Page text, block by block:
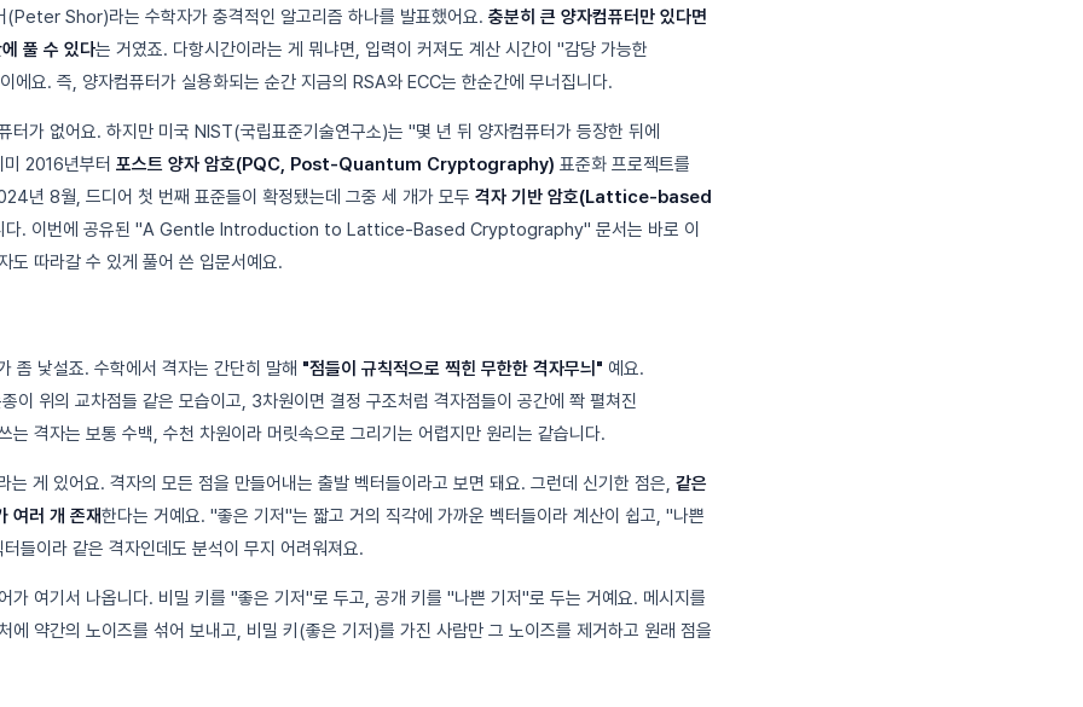
Shor)라는 수학자가 충격적인 알고리즘 하나를 발표했어요. 충분히 큰 양자컴퓨터만 있다면
풀 수 있다는 거였죠. 다항시간이라는 게 뭐냐면, 입력이 커져도 계산 시간이 "감당 가능한
에요. 즉, 양자컴퓨터가 실용화되는 순간 지금의 RSA와 ECC는 한순간에 무너집니다.
터가 없어요. 하지만 미국 NIST(국립표준기술연구소)는 "몇 년 뒤 양자컴퓨터가 등장한 뒤에
2016년부터 포스트 양자 암호(PQC, Post-Quantum Cryptography) 표준화 프로젝트를
년 8월, 드디어 첫 번째 표준들이 확정됐는데 그중 세 개가 모두 격자 기반 암호(Lattice-based
다. 이번에 공유된 "A Gentle Introduction to Lattice-Based Cryptography" 문서는 바로 이
도 따라갈 수 있게 풀어 쓴 입문서예요.
낯설죠. 수학에서 격자는 간단히 말해 "점들이 규칙적으로 찍힌 무한한 격자무늬" 예요.
이 위의 교차점들 같은 모습이고, 3차원이면 결정 구조처럼 격자점들이 공간에 쫙 펼쳐진
는 격자는 보통 수백, 수천 차원이라 머릿속으로 그리기는 어렵지만 원리는 같습니다.
게 있어요. 격자의 모든 점을 만들어내는 출발 벡터들이라고 보면 돼요. 그런데 신기한 점은, 같은
여러 개 존재한다는 거예요. "좋은 기저"는 짧고 거의 직각에 가까운 벡터들이라 계산이 쉽고, "나쁜
들이라 같은 격자인데도 분석이 무지 어려워져요.
가 여기서 나옵니다. 비밀 키를 "좋은 기저"로 두고, 공개 키를 "나쁜 기저"로 두는 거예요. 메시지를
에 약간의 노이즈를 섞어 보내고, 비밀 키(좋은 기저)를 가진 사람만 그 노이즈를 제거하고 원래 점을